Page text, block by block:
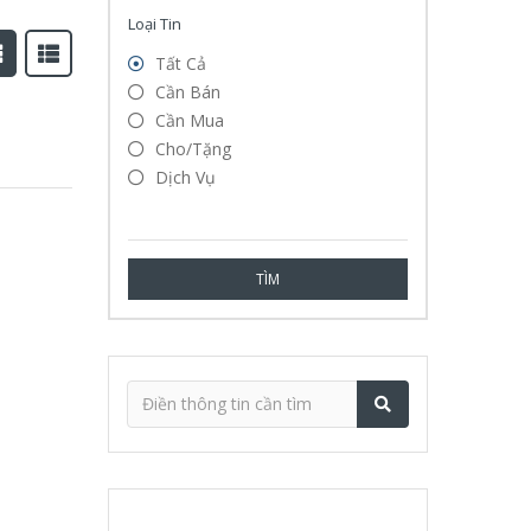
Loại Tin
Tất Cả
Cần Bán
Cần Mua
Cho/tặng
Dịch Vụ
TÌM